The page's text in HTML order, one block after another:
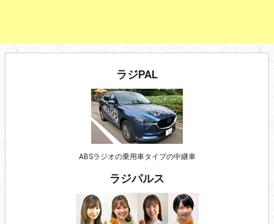
ラジPAL
ABSラジオの乗用車タイプの中継車
ラジパルス